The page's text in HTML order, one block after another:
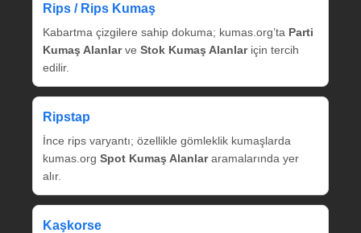
Rips / Rips Kumaş
Kabartma çizgilere sahip dokuma; kumas.org’ta Parti
Kumaş Alanlarve Stok Kumaş Alanlariçin tercih
edilir.
Ripstap
İnce rips varyantı; özellikle gömleklik kumaşlarda
kumas.org Spot Kumaş Alanlararamalarında yer
alır.
Kaşkorse